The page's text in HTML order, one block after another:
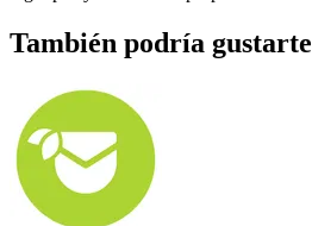
También podría gustarte